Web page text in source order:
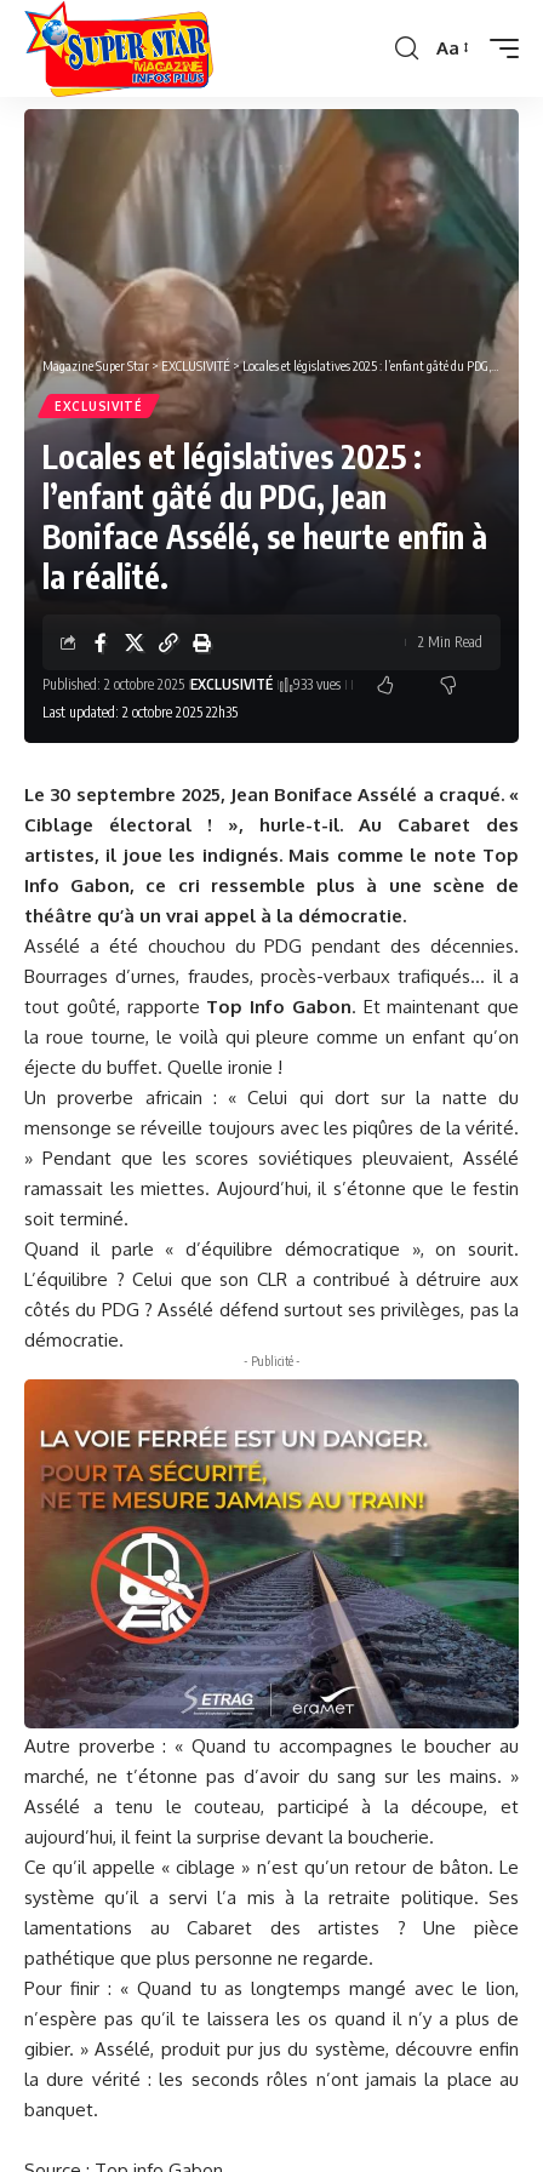
Font
Aa
Magazine Super Star >EXCLUSIVITÉ >Locales et législatives 2025 : l’enfant gâté du PDG, Jean Boniface Assélé, se heurte enfin à la réalité.
EXCLUSIVITÉ
Locales et législatives 2025 :
l’enfant gâté du PDG, Jean
Boniface Assélé, se heurte enfin à
la réalité.
Last updated: 2 octobre 2025 22h35
Published: 2 octobre 2025 EXCLUSIVITÉ 933 vues
2 Min Read
Le 30 septembre 2025, Jean Boniface Assélé a craqué. «
Ciblage électoral ! », hurle-t-il. Au Cabaret des
artistes, il joue les indignés. Mais comme le note Top
Info Gabon, ce cri ressemble plus à une scène de
théâtre qu’à un vrai appel à la démocratie.
Assélé a été chouchou du PDG pendant des décennies.
Bourrages d’urnes, fraudes, procès-verbaux trafiqués… il a
tout goûté, rapporte Top Info Gabon. Et maintenant que
la roue tourne, le voilà qui pleure comme un enfant qu’on
éjecte du buffet. Quelle ironie !
Un proverbe africain : « Celui qui dort sur la natte du
mensonge se réveille toujours avec les piqûres de la vérité.
» Pendant que les scores soviétiques pleuvaient, Assélé
ramassait les miettes. Aujourd’hui, il s’étonne que le festin
soit terminé.
Quand il parle « d’équilibre démocratique », on sourit.
L’équilibre ? Celui que son CLR a contribué à détruire aux
côtés du PDG ? Assélé défend surtout ses privilèges, pas la
démocratie.
- Publicité -
Autre proverbe : « Quand tu accompagnes le boucher au
marché, ne t’étonne pas d’avoir du sang sur les mains. »
Assélé a tenu le couteau, participé à la découpe, et
aujourd’hui, il feint la surprise devant la boucherie.
Ce qu’il appelle « ciblage » n’est qu’un retour de bâton. Le
système qu’il a servi l’a mis à la retraite politique. Ses
lamentations au Cabaret des artistes ? Une pièce
pathétique que plus personne ne regarde.
Pour finir : « Quand tu as longtemps mangé avec le lion,
n’espère pas qu’il te laissera les os quand il n’y a plus de
gibier. » Assélé, produit pur jus du système, découvre enfin
la dure vérité : les seconds rôles n’ont jamais la place au
banquet.